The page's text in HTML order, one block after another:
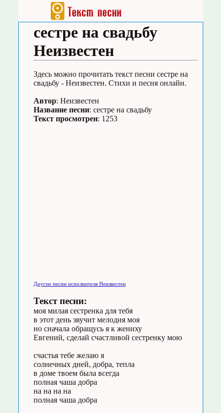
сестре на свадьбу
Неизвестен
Здесь можно прочитать текст песни сестре на
свадьбу - Неизвестен. Стихи и песня онлайн.
Автор: Неизвестен
Название песни: сестре на свадьбу
Текст просмотрен: 1253
Другие песни исполнителя Неизвестен
Текст песни:
моя милая сестренка для тебя
в этот день звучит мелодия моя
но сначала обращусь я к жениху
Евгений, сделай счастливой сестренку мою
счастья тебе желаю я
солнечных дней, добра, тепла
в доме твоем была всегда
полная чаша добра
на на на на
полная чаша добра